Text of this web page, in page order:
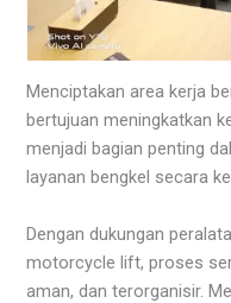
Menciptakan area kerja
bertujuan meningkatkan
menjadi bagian penting
layanan bengkel secara
Dengan dukungan
motorcycle lift, proses
aman, dan terorganisir.